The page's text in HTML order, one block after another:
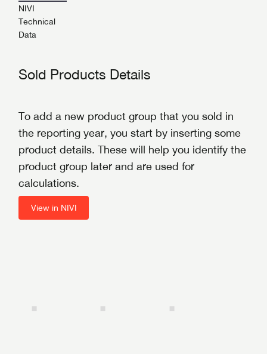
NIVI
Technical
Data
Sold Products Details
To add a new product group that you sold in
the reporting year, you start by inserting some
product details. These will help you identify the
product group later and are used for
calculations.
View in NIVI